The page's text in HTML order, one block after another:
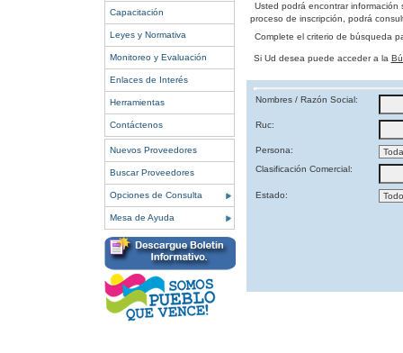
Capacitación
Leyes y Normativa
Monitoreo y Evaluación
Enlaces de Interés
Herramientas
Contáctenos
Nuevos Proveedores
Buscar Proveedores
Opciones de Consulta
Mesa de Ayuda
Usted podrá encontrar
proceso de inscripción, podrá
Complete el criterio de búsqueda
Si Ud desea puede acceder a la
Nombres / Razón Social:
Ruc:
Persona:
Clasificación Comercial:
Estado: